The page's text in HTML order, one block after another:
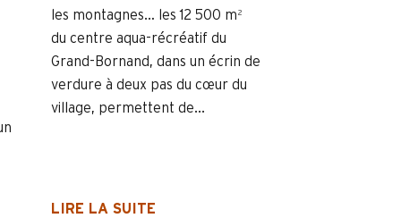
les montagnes… les 12 500 m²
du centre aqua-récréatif du
Grand-Bornand, dans un écrin de
verdure à deux pas du cœur du
village, permettent de...
LIRE LA SUITE